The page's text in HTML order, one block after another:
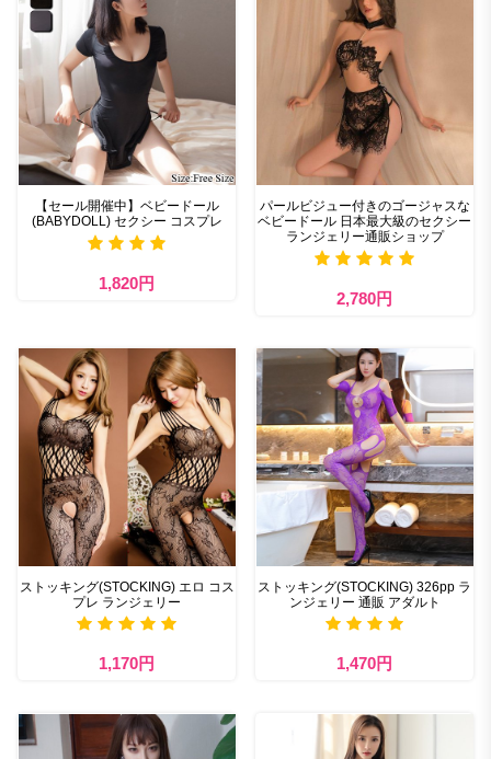
【セール開催中】ベビードール
(BABYDOLL) セクシー コスプレ
1,820円
パールビジュー付きのゴージャスな
ベビードール 日本最大級のセクシー
ランジェリー通販ショップ
2,780円
ストッキング(STOCKING) エロ コス
プレ ランジェリー
1,170円
ストッキング(STOCKING) 326pp ラ
ンジェリー 通販 アダルト
1,470円